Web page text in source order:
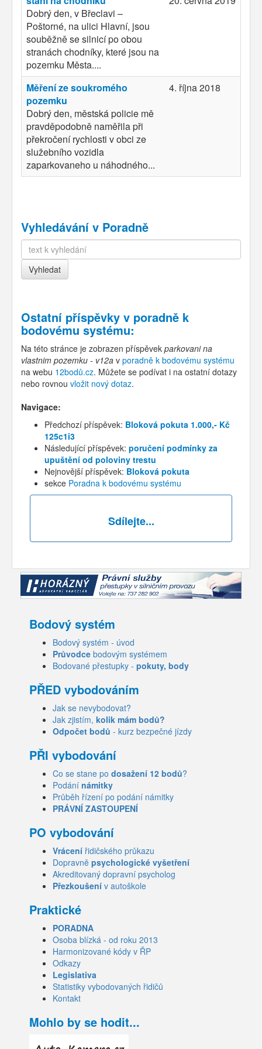
Dobrý den, v Břeclavi –
Poštorné, na ulici Hlavní, jsou
souběžně se silnicí po obou
stranách chodníky, které jsou na
pozemku Města....
Měření ze soukromého
pozemku
Dobrý den, městská policie mě
pravděpodobně naměřila při
překročení rychlosti v obci ze
služebního vozidla
zaparkovaneho u náhodného...
4. října 2018
Vyhledávání v Poradně
Ostatní příspěvky v poradně k
bodovému systému:
Na této stránce je zobrazen příspěvek parkovani na
vlastnim pozemku - v12a v poradně k bodovému systému
na webu 12bodů.cz. Můžete se podívat i na ostatní dotazy
nebo rovnou vložit nový dotaz.
Navigace:
Předchozí příspěvek: Bloková pokuta 1.000,- Kč
125c1i3
Následující příspěvek: poručení podmínky za
upuštění od poloviny trestu
Nejnovější příspěvek: Bloková pokuta
sekce Poradna k bodovému systému
Sdílejte...
Bodový systém
Bodový systém - úvod
Průvodce bodovým systémem
Bodované přestupky - pokuty, body
PŘED vybodováním
Jak se nevybodovat?
Jak zjistím, kolik mám bodů?
Odpočet bodů - kurz bezpečné jízdy
PŘI vybodování
Co se stane po dosažení 12 bodů?
Podání námitky
Průběh řízení po podání námitky
PRÁVNÍ ZASTOUPENÍ
PO vybodování
Vrácení řidičského průkazu
Dopravně psychologické vyšetření
Akreditovaný dopravní psycholog
Přezkoušení v autoškole
Praktické
PORADNA
Osoba blízká - od roku 2013
Harmonizované kódy v ŘP
Odkazy
Legislativa
Statistiky vybodovaných řidičů
Kontakt
Mohlo by se hodit...